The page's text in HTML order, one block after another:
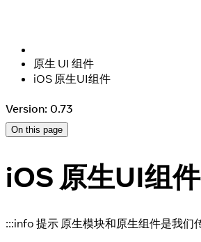
原生 UI 组件
iOS 原生UI组件
Version: 0.73
On this page
iOS 原生UI组件
:::info 提示 原生模块和原生组件是我